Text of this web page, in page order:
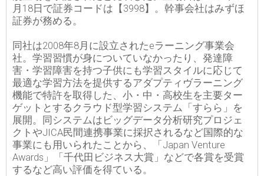
月18日で証券コードは【3998】。幹事会社はみずほ
証券が務める。
同社は2008年8月に設立されたeラーニング事業会
社。学習習慣が身についていなかったり、発達障
害・学習障害を持つ子供にも学習スタイルに応じて
最適な学習方法を提供するアダプティヴラーニング
機能で特許を取得した、小・中・高校生を主要ター
ゲットとするクラウド型学習システム「すらら」を
展開。同システムはビッグデータ分析研究プロジェ
クトやJICA民間連携事業に採択されるなど国際的な
事業にも用いられたことから、「Japan Venture
Awards」「千代田ビジネス大賞」などで各賞を受賞
するなど高い評価を得ている。